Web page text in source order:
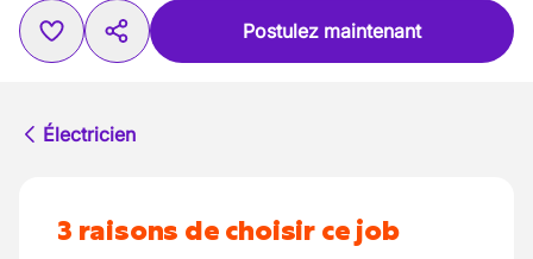
Postulez maintenant
Électricien
3 raisons de choisir ce job